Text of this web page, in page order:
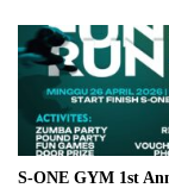
S-ONE GYM 1st